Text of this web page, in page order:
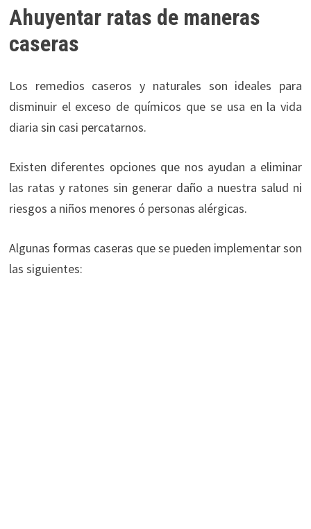
Ahuyentar ratas de maneras
caseras
Los remedios caseros y naturales son ideales para
disminuir el exceso de químicos que se usa en la vida
diaria sin casi percatarnos.
Existen diferentes opciones que nos ayudan a eliminar
las ratas y ratones sin generar daño a nuestra salud ni
riesgos a niños menores ó personas alérgicas.
Algunas formas caseras que se pueden implementar son
las siguientes: